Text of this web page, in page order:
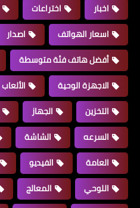
اخبار اختراعات
اسعار الهواتف
اصدار
أفضل هاتف فئة متوسطة
الاجهزة الوحية
الألعاب
التخزين
الجهاز
السرعه
الشاشة
العامة
الفيديو
اللوحي
المعالج